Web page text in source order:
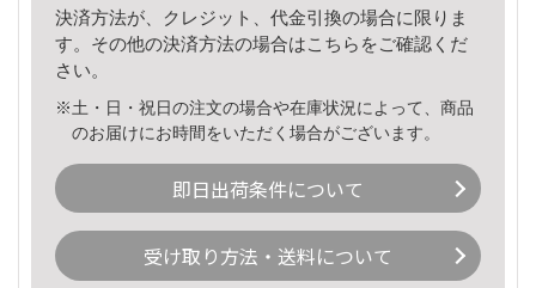
決済方法が、クレジット、代金引換の場合に限りま
す。その他の決済方法の場合はこちら をご確認くだ
さい。
※土・日・祝日の注文の場合や在庫状況によって、商品
のお届けにお時間をいただく場合がございます。
即日出荷条件について
受け取り方法・送料について